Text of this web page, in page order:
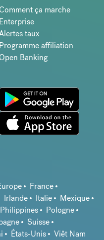
Comment ça marche
Enterprise
taux
Programme affiliation
Open Banking
France
Irlande Italie
Mexique
Philippines
Pologne
Suisse
États-Unis Viêt Nam